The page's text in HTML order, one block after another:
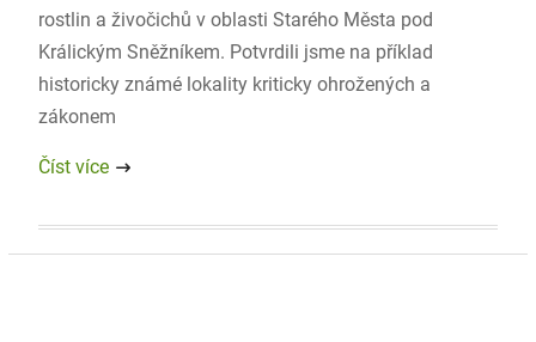
rostlin a živočichů v oblasti Starého Města pod
Králickým Sněžníkem. Potvrdili jsme na příklad
historicky známé lokality kriticky ohrožených a
zákonem
Číst více